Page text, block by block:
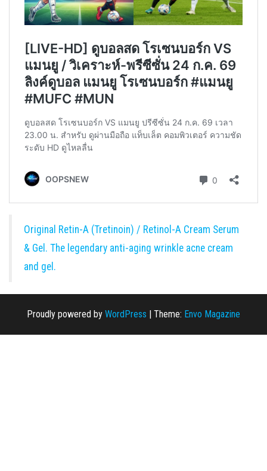
Original Retin-A (Tretinoin) / Retinol-A Cream Serum
& Gel. The legendary anti-aging wrinkle acne cream
and gel.
Proudly powered by WordPress | Theme: Envo Magazine